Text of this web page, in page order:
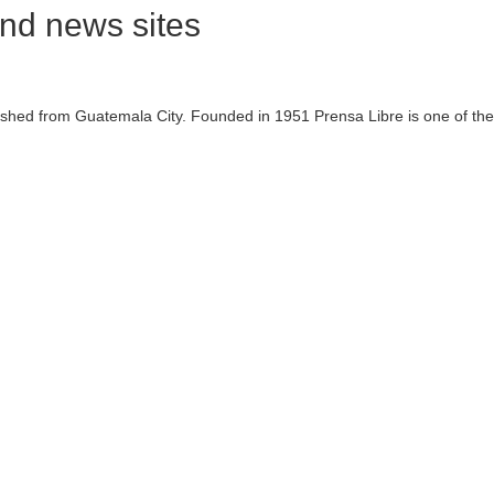
news sites
from Guatemala City. Founded in 1951 Prensa Libre is one of